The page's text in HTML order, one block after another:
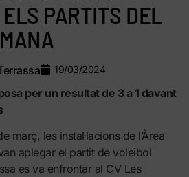
PARTITS DEL
19/03/2024
per un resultat de 3 a 1 davant
març, les instal·lacions de l’Àrea
aplegar el partit de voleibol
es va enfrontar al CV Les